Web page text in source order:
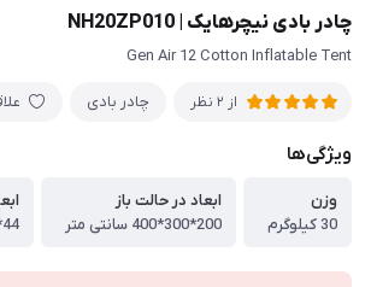
چادر بادی نیچرهایک | NH20ZP010
Gen Air 12 Cotton Inflatable Tent
از 2 نظر چادر بادی
ویژگی‌ها
وزن
30 کیلوگرم
ابعاد در حالت باز
200*300*400 سانتی متر
44*44*74 سانتی متر